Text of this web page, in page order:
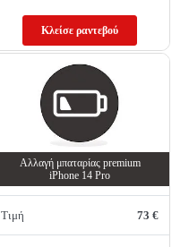
Κλείσε ραντεβού
Αλλαγή μπαταρίας premium
iPhone 14 Pro
Τιμή 73 €